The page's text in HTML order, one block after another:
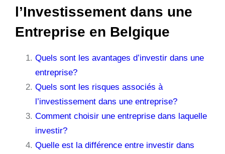
l’Investissement dans une
Entreprise en Belgique
Quels sont les avantages d’investir dans une
entreprise?
Quels sont les risques associés à
l’investissement dans une entreprise?
Comment choisir une entreprise dans laquelle
investir?
Quelle est la différence entre investir dans